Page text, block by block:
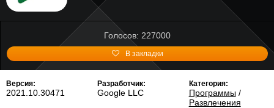
Голосов: 227000
В закладки
Версия:
2021.10.30471
Разработчик:
Google LLC
Категория:
Программы/
Развлечения